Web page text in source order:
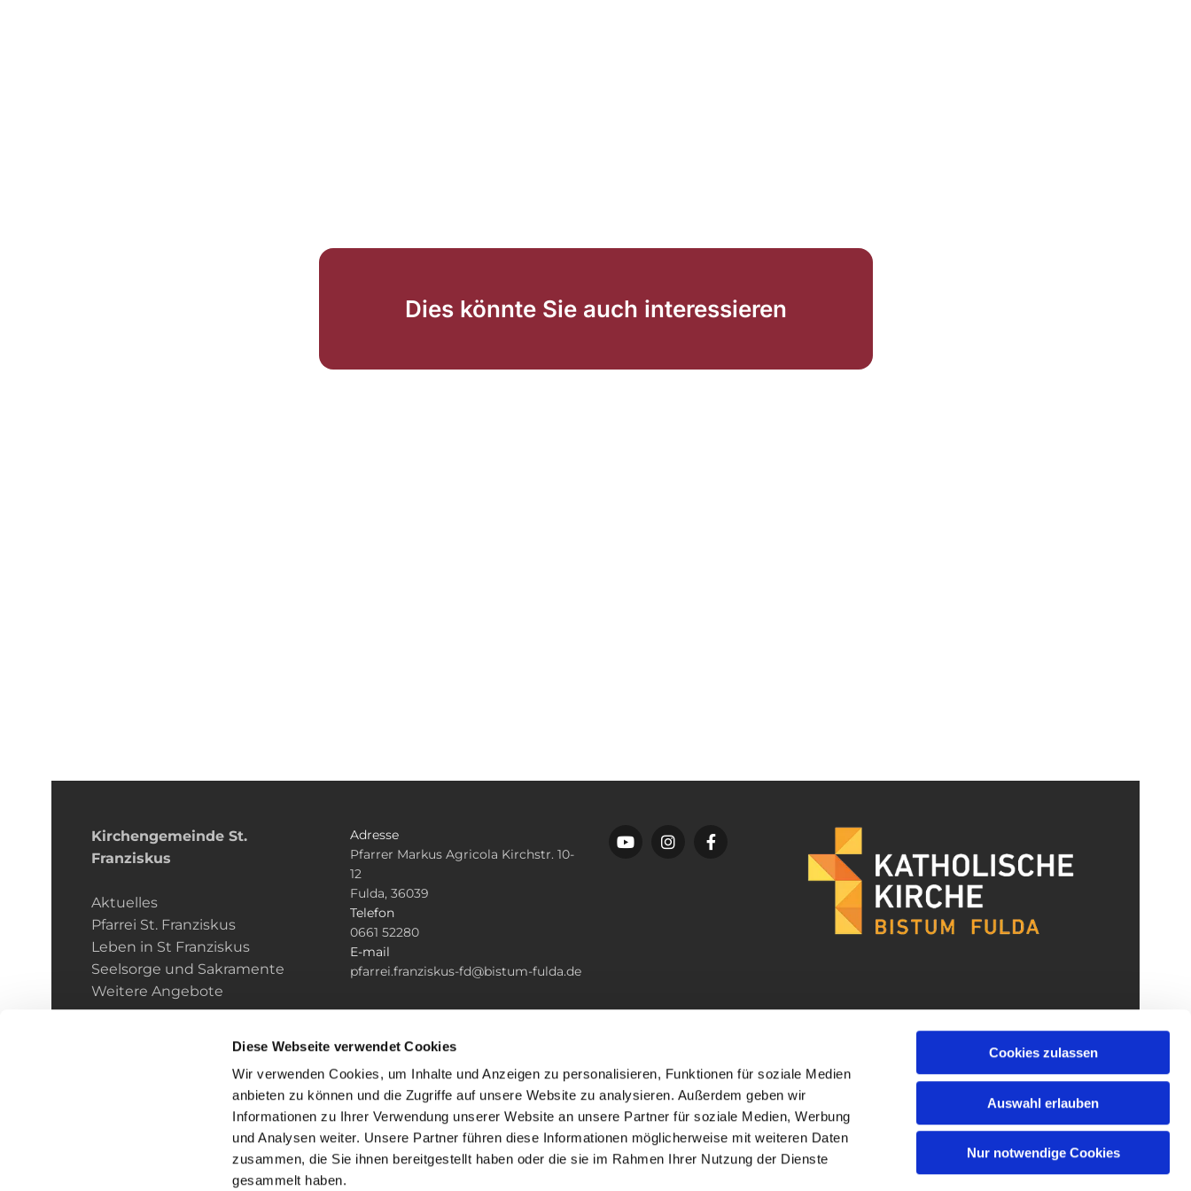
Diese Webseite verwendet Cookies
Wir verwenden Cookies, um Inhalte und Anzeigen zu personalisieren, Funktionen für soziale Medien
anbieten zu können und die Zugriffe auf unsere Website zu analysieren. Außerdem geben wir
Informationen zu Ihrer Verwendung unserer Website an unsere Partner für soziale Medien, Werbung
und Analysen weiter. Unsere Partner führen diese Informationen möglicherweise mit weiteren Daten
zusammen, die Sie ihnen bereitgestellt haben oder die sie im Rahmen Ihrer Nutzung der Dienste
gesammelt haben.
Cookies zulassen
Auswahl erlauben
Nur notwendige Cookies
Dies könnte Sie auch interessieren
Kirchengemeinde­­ St.
Franziskus
Aktuelles
Pfarrei St. Franziskus
Leben in St Franziskus
Seelsorge und Sakramente
Weitere Angebote
Adresse
Pfarrer Markus Agricola Kirchstr. 10-
12
Fulda, 36039
Telefon
0661 52280
E-mail
pfarrei.franziskus-fd@bistum-fulda.de
Impressum Datenschutzerklärung ChurchDesk-Login